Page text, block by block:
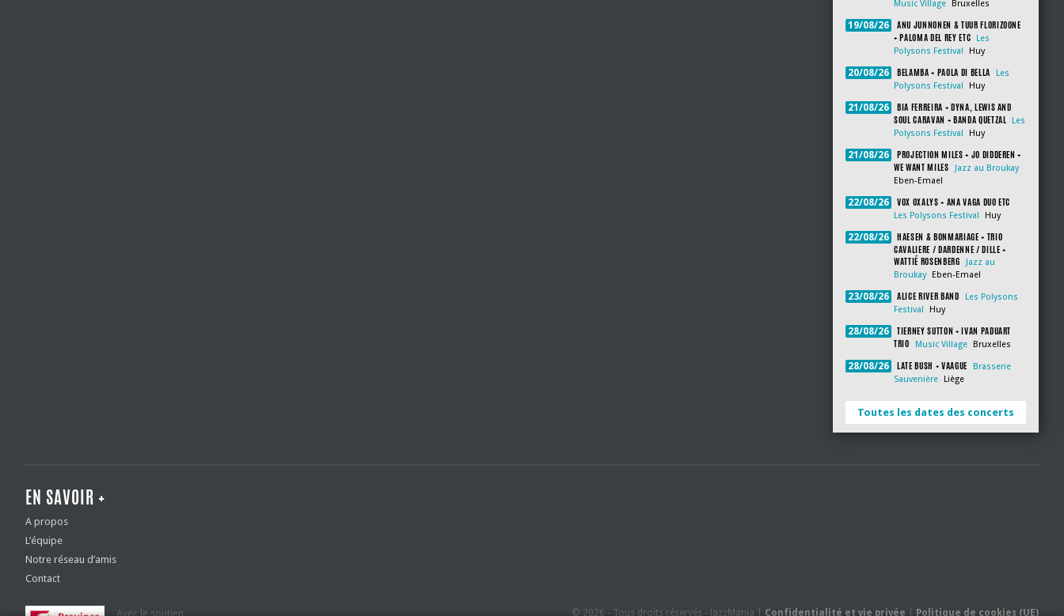
Music Village Bruxelles
19/08/26
ANU JUNNONEN & TUUR FLORIZOONE
+ PALOMA DEL REY ETC
Les
Polysons Festival
Huy
20/08/26 BELAMBA + PAOLA DI BELLA
Les
Polysons Festival
Huy
21/08/26
BIA FERREIRA + DYNA, LEWIS AND
SOUL CARAVAN + BANDA QUETZAL
Les
Polysons Festival
Huy
21/08/26
PROJECTION MILES + JO DIDDEREN +
WE WANT MILES
Jazz au Broukay
Eben-Emael
22/08/26 VOX OXALYS + ANA VAGA DUO ETC
Les Polysons Festival Huy
22/08/26
HAESEN & BONMARIAGE + TRIO
CAVALIERE / DARDENNE / DILLE +
WATTIÉ ROSENBERG
Jazz au
Broukay
Eben-Emael
23/08/26 ALICE RIVER BAND
Les Polysons
Festival
Huy
28/08/26
TIERNEY SUTTON + IVAN PADUART
TRIO
Music Village Bruxelles
28/08/26 LATE BUSH + VAAGUE
Brasserie
Sauvenière
Liège
Toutes les dates des concerts
EN SAVOIR +
A propos
L’équipe
Notre réseau d’amis
Contact
Avec le soutien © 2026 - Tous droits réservés - JazzMania | Confidentialité et vie privée Politique de cookies (UE)